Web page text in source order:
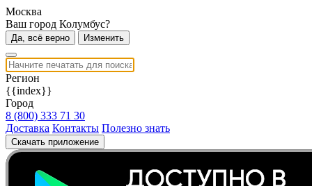
Москва
Ваш город Колумбус?
Да, всё верно Изменить
Регион
{{index}}
Город
8 (800) 333 71 30
Доставка Контакты Полезно знать
Скачать приложение